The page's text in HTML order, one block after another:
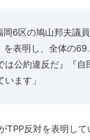
岡6区の鳩山邦夫議
表明し、全体の
は公約違反だ』『
ます」
TPP反対を表明し